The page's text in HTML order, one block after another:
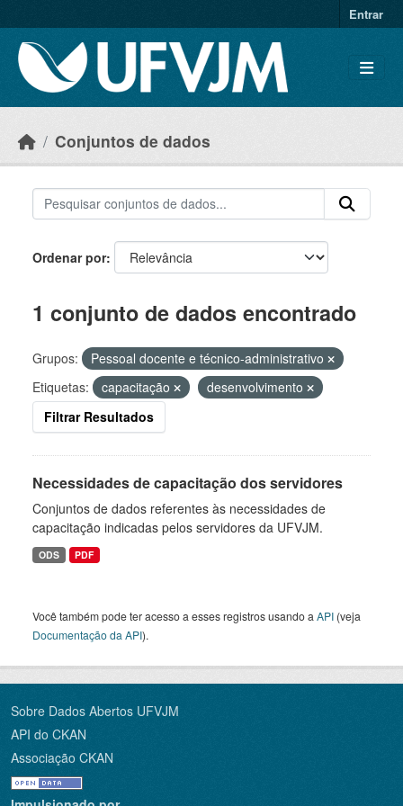
Entrar
Conjuntos de dados
Ordenar por
1 conjunto de dados encontrado
Grupos:
Pessoal docente e técnico-administrativo
Etiquetas:
capacitação
desenvolvimento
Filtrar Resultados
Necessidades de capacitação dos servidores
Conjuntos de dados referentes às necessidades de
capacitação indicadas pelos servidores da UFVJM.
ODS PDF
Você também pode ter acesso a esses registros usando a API (veja
Documentação da API).
Sobre Dados Abertos UFVJM
API do CKAN
Associação CKAN